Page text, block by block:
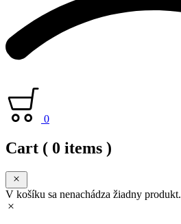
0
Cart ( 0 items )
V košíku sa nenachádza žiadny produkt.